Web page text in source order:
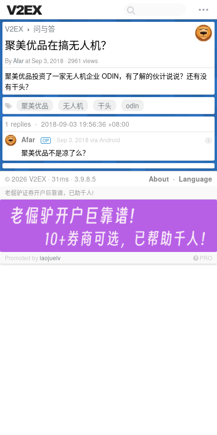
V2EX › 问与答
聚美优品在搞无人机？
ByAfarat Sep 3, 2018 · 2961 views
聚美优品投资了一家无人机企业 ODIN，有了解的伙计说说？还有没
有干头？
聚美优品
无人机 干头
odin
1 replies • 2018-09-03 19:56:36 +08:00
1
Afar OP Sep 3, 2018 via Android
聚美优品不是凉了么？
About · Language
© 2026 V2EX · 31ms · 3.9.8.5
老倔驴证券开户巨靠谱，已助千人!
Promoted bylaojuelv PRO